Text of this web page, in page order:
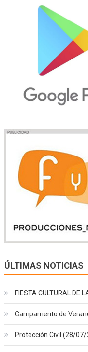
ÚLTIMAS NOTICIAS
FIESTA CULTURAL DE
Campamento de
Protección Civil (28/07/